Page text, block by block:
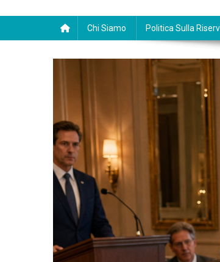
Chi Siamo Politica Sulla